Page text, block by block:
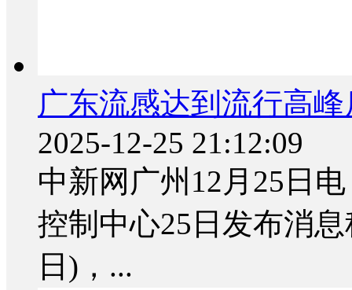
广东流感达到流行高
2025-12-25 21:12:09
中新网广州12月25日
控制中心25日发布消
日)，...